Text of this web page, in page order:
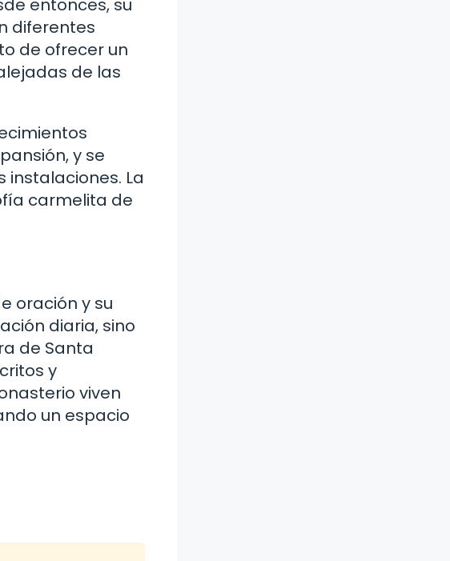
entonces, su
diferentes
de ofrecer un
de las
y se
La
carmelita de
oración y su
diaria, sino
de Santa
y
viven
un espacio